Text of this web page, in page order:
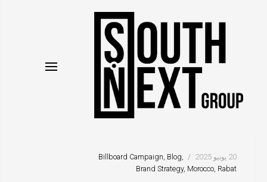
20 يونيو 2025 Billboard Campaign Blog
Brand Strategy Morocco Rabat